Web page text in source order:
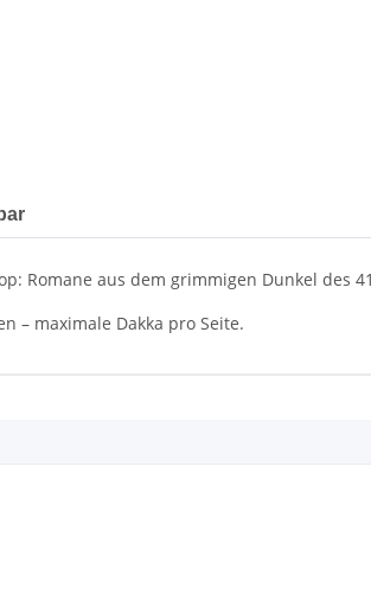
Romane aus dem grimmigen Dunkel des
– maximale Dakka pro Seite.